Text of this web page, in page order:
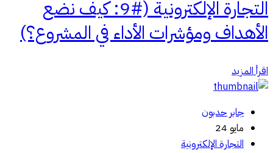
التجارة الإلكترونية (#9: كيف نضع
الأهداف ومؤشرات الأداء في المشروع؟)
اقرأ المزيد
جابر حدبون
مايو 24
التجارة الإلكترونية